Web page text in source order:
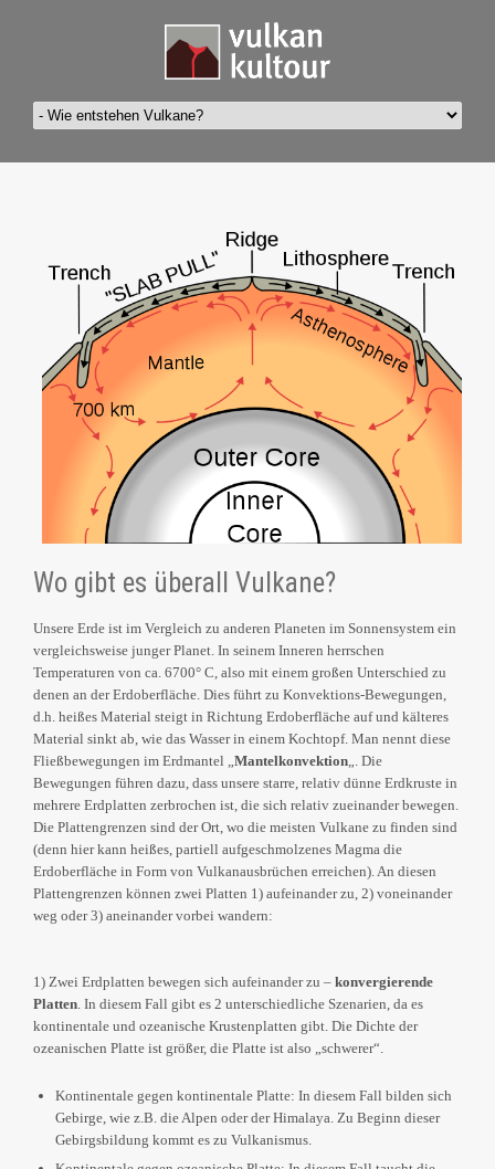
Wo gibt es überall Vulkane?
Unsere Erde ist im Vergleich zu anderen Planeten im Sonnensystem ein
vergleichsweise junger Planet. In seinem Inneren herrschen
Temperaturen von ca. 6700° C, also mit einem großen Unterschied zu
denen an der Erdoberfläche. Dies führt zu Konvektions-Bewegungen,
d.h. heißes Material steigt in Richtung Erdoberfläche auf und kälteres
Material sinkt ab, wie das Wasser in einem Kochtopf. Man nennt diese
Fließbewegungen im Erdmantel „Mantelkonvektion„. Die
Bewegungen führen dazu, dass unsere starre, relativ dünne Erdkruste in
mehrere Erdplatten zerbrochen ist, die sich relativ zueinander bewegen.
Die Plattengrenzen sind der Ort, wo die meisten Vulkane zu finden sind
(denn hier kann heißes, partiell aufgeschmolzenes Magma die
Erdoberfläche in Form von Vulkanausbrüchen erreichen). An diesen
Plattengrenzen können zwei Platten 1) aufeinander zu, 2) voneinander
weg oder 3) aneinander vorbei wandern:
1) Zwei Erdplatten bewegen sich aufeinander zu – konvergierende
Platten. In diesem Fall gibt es 2 unterschiedliche Szenarien, da es
kontinentale und ozeanische Krustenplatten gibt. Die Dichte der
ozeanischen Platte ist größer, die Platte ist also „schwerer“.
Kontinentale gegen kontinentale Platte: In diesem Fall bilden sich
Gebirge, wie z.B. die Alpen oder der Himalaya. Zu Beginn dieser
Gebirgsbildung kommt es zu Vulkanismus.